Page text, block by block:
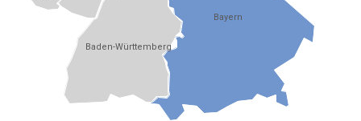
Baden-Württemberg
Bayern